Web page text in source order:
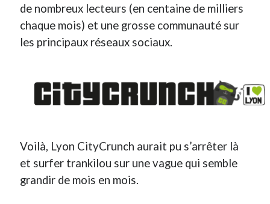
On parle de quoi ?
A Lyon
Daddy
Engagé
Lectures
Lyon
Lyon à Livre Ouvert
de nombreux lecteurs (en centaine de milliers
chaque mois) et une grosse communauté sur
les principaux réseaux sociaux.
Voilà, Lyon CityCrunch aurait pu s’arrêter là
et surfer trankilou sur une vague qui semble
grandir de mois en mois.